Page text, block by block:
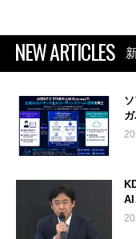
NEW ARTICLES
AI